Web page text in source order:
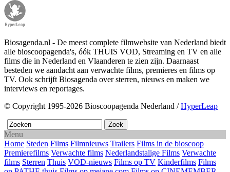
Biosagenda.nl - De meest complete filmwebsite van Nederland biedt
alle bioscoopagenda's, óók THUIS VOD, Streaming en TV en alle
films die in Nederland en Vlaanderen te zien zijn. Daarnaast
besteden we aandacht aan verwachte films, premieres en films op
TV. Ook schrijft Biosagenda over sterren, nieuws en maken we
interviews en reportages.
© Copyright 1995-2026 Bioscoopagenda Nederland /HyperLeap
Menu
Home Steden Films Filmnieuws Trailers Films in de bioscoop
Premierefilms Verwachte films Nederlandstalige Films Verwachte
films Sterren Thuis VOD-nieuws Films op TV Kinderfilms Films